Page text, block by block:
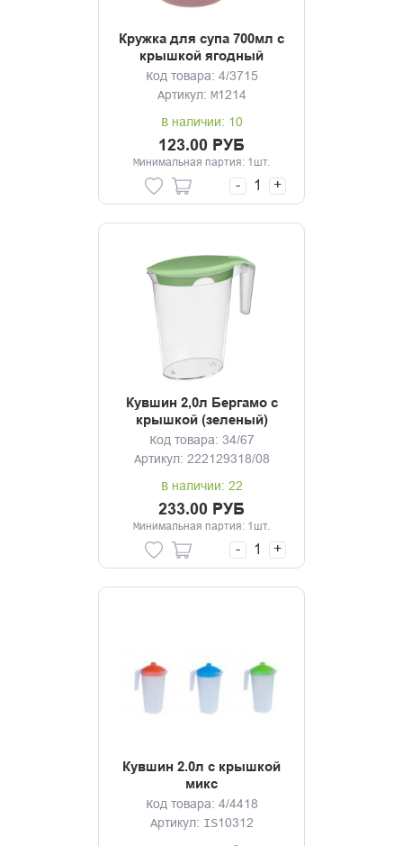
Кружка для супа 700мл с
крышкой ягодный
Код товара: 4/3715
Артикул: М1214
В наличии: 10
123.00 РУБ
Минимальная партия: 1шт.
- +
Кувшин 2,0л Бергамо с
крышкой (зеленый)
Код товара: 34/67
Артикул: 222129318/08
В наличии: 22
233.00 РУБ
Минимальная партия: 1шт.
- +
Кувшин 2.0л с крышкой
микс
Код товара: 4/4418
Артикул: IS10312